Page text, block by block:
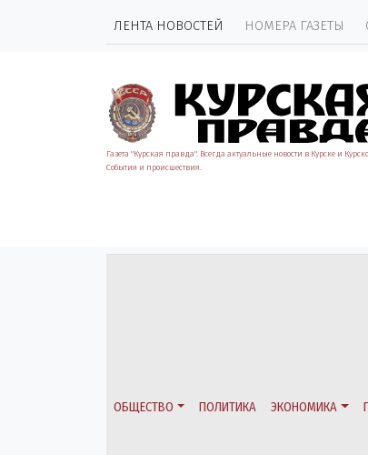
ЛЕНТА НОВОСТЕЙ НОМЕРА ГАЗЕТЫ
Газета "Курская правда". Всегда актуальные новости в Курске и
События и происшествия.
ОБЩЕСТВО ПОЛИТИКА ЭКОНОМИКА